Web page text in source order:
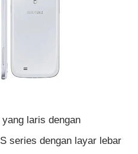
laris dengan
series dengan layar lebar